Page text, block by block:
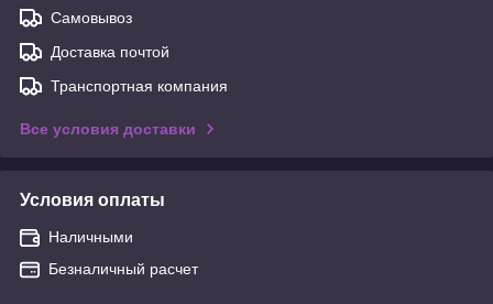
Самовывоз
Доставка почтой
Транспортная компания
Все условия доставки
Условия оплаты
Наличными
Безналичный расчет